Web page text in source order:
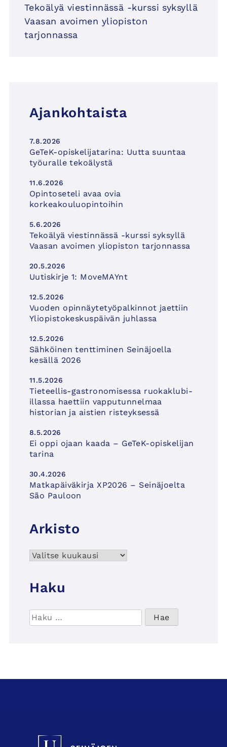
Tekoälyä viestinnässä -kurssi syksyllä
Vaasan avoimen yliopiston
tarjonnassa
Ajankohtaista
7.8.2026
GeTeK-opiskelijatarina: Uutta suuntaa
työuralle tekoälystä
11.6.2026
Opintoseteli avaa ovia
korkeakouluopintoihin
5.6.2026
Tekoälyä viestinnässä -kurssi syksyllä
Vaasan avoimen yliopiston tarjonnassa
20.5.2026
Uutiskirje 1: MoveMAYnt
12.5.2026
Vuoden opinnäytetyöpalkinnot jaettiin
Yliopistokeskuspäivän juhlassa
12.5.2026
Sähköinen tenttiminen Seinäjoella
kesällä 2026
11.5.2026
Tieteellis-gastronomisessa ruokaklubi-
illassa haettiin vapputunnelmaa
historian ja aistien risteyksessä
8.5.2026
Ei oppi ojaan kaada – GeTeK-opiskelijan
tarina
30.4.2026
Matkapäiväkirja XP2026 – Seinäjoelta
São Pauloon
Arkisto
Arkisto
Haku
Haku: